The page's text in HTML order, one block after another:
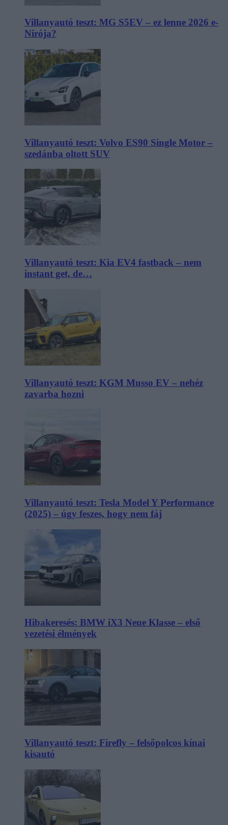
Villanyautó teszt: MG S5EV – ez lenne 2026 e-
Nirója?
Villanyautó teszt: Volvo ES90 Single Motor –
szedánba oltott SUV
Villanyautó teszt: Kia EV4 fastback – nem
instant get, de…
Villanyautó teszt: KGM Musso EV – nehéz
zavarba hozni
Villanyautó teszt: Tesla Model Y Performance
(2025) – úgy feszes, hogy nem fáj
Hibakeresés: BMW iX3 Neue Klasse – első
vezetési élmények
Villanyautó teszt: Firefly – felsőpolcos kínai
kisautó